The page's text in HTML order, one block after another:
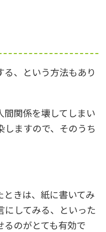
、という方法もあり
間関係を壊してしまい
しますので、そのうち
ときは、紙に書いてみ
にしてみる、といった
のがとても有効で